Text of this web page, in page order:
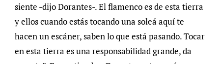
siente -dijo Dorantes-. El flamenco es de esta tierra
y ellos cuando estás tocando una soleá aquí te
hacen un escáner, saben lo que está pasando. Tocar
en esta tierra es una responsabilidad grande, da